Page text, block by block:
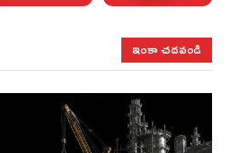
ఇంకా చదవండి